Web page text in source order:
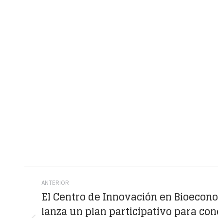
Navegación
entre
ANTERIOR
El Centro de Innovación en
lanza un plan participativo para